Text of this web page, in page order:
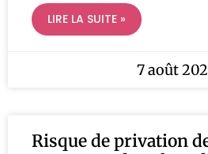
LIRE LA SUITE »
7 août
Risque de privation